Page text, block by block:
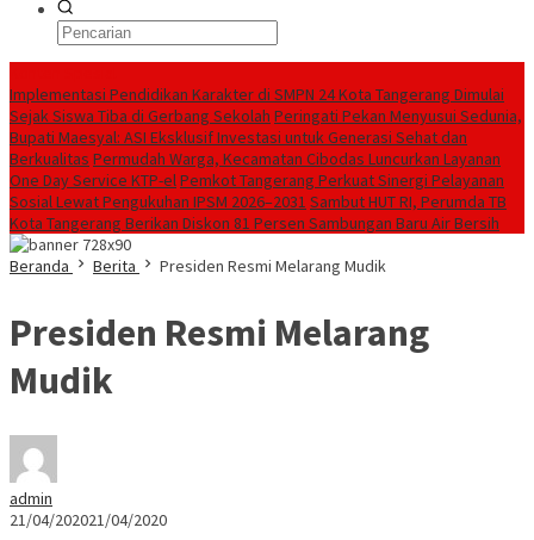
Implementasi Pendidikan Karakter di SMPN 24 Kota Tangerang Dimulai
Sejak Siswa Tiba di Gerbang Sekolah Peringati Pekan Menyusui Sedunia,
Bupati Maesyal: ASI Eksklusif Investasi untuk Generasi Sehat dan
Berkualitas Permudah Warga, Kecamatan Cibodas Luncurkan Layanan
One Day Service KTP-elPemkot Tangerang Perkuat Sinergi Pelayanan
Sosial Lewat Pengukuhan IPSM 2026–2031 Sambut HUT RI, Perumda TB
Kota Tangerang Berikan Diskon 81 Persen Sambungan Baru Air Bersih
Beranda
Berita Presiden Resmi Melarang Mudik
Presiden Resmi Melarang
Mudik
admin
21/04/202021/04/2020